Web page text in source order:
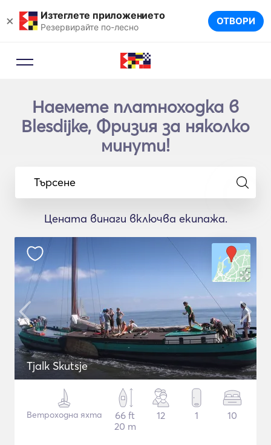
× Изтеглете приложението
Резервирайте по-лесно ОТВОРИ
Наемете платноходка в
Blesdijke, Фризия за няколко
минути!
Търсене
Цената винаги включва екипажа.
Tjalk Skutsje
Ветроходна яхта
66 ft
20 m
12 1 10